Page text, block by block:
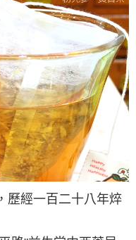
歷經一百二十八年焠